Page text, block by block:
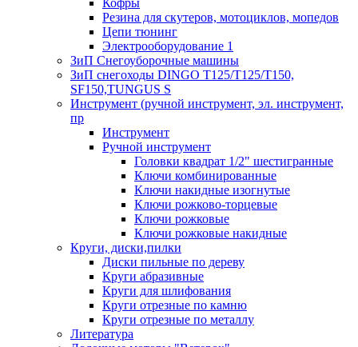
Кофры
Резина для скутеров, мотоциклов, мопедов
Цепи тюнинг
Электрооборудование 1
ЗиП Снегоуборочные машины
ЗиП снегоходы DINGO T125/T125/T150,
SF150,TUNGUS S
Инструмент (ручной инструмент, эл. инструмент,
пр
Инструмент
Ручной инструмент
Головки квадрат 1/2" шестигранные
Ключи комбинированные
Ключи накидные изогнутые
Ключи рожково-торцевые
Ключи рожковые
Ключи рожковые накидные
Круги, диски,пилки
Диски пильные по дереву
Круги абразивные
Круги для шлифования
Круги отрезные по камню
Круги отрезные по металлу
Литература